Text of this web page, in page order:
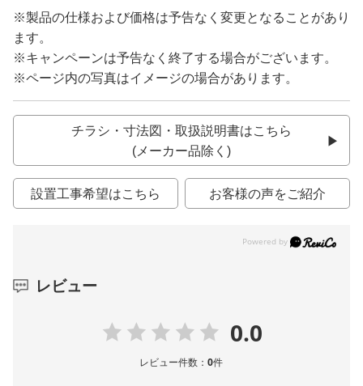
※製品の仕様および価格は予告なく変更となることがあり
ます。
※キャンペーンは予告なく終了する場合がございます。
※ページ内の写真はイメージの場合があります。
チラシ・寸法図・取扱説明書はこちら
(メーカー品除く)
設置工事希望はこちら お客様の声をご紹介
レビュー
0.0
レビュー件数：0件